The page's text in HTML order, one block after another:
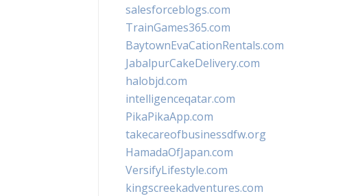
salesforceblogs.com
TrainGames365.com
BaytownEvaCationRentals.com
JabalpurCakeDelivery.com
halobjd.com
intelligenceqatar.com
PikaPikaApp.com
takecareofbusinessdfw.org
HamadaOfJapan.com
VersifyLifestyle.com
kingscreekadventures.com